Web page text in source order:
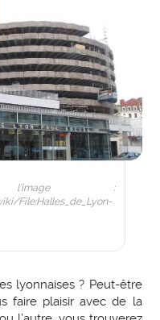
:
File:Halles_de_Lyon-
lyonnaises ? Peut-être
faire plaisir avec de la